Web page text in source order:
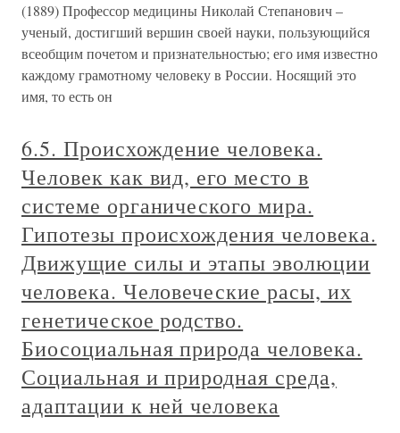
(1889) Профессор медицины Николай Степанович –
ученый, достигший вершин своей науки, пользующийся
всеобщим почетом и признательностью; его имя известно
каждому грамотному человеку в России. Носящий это
имя, то есть он
6.5. Происхождение человека.
Человек как вид, его место в
системе органического мира.
Гипотезы происхождения человека.
Движущие силы и этапы эволюции
человека. Человеческие расы, их
генетическое родство.
Биосоциальная природа человека.
Социальная и природная среда,
адаптации к ней человека